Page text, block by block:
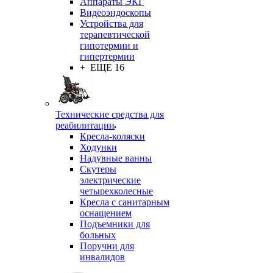
Видеоэндоскопы
Устройства для
терапевтической
гипотермии и
гипертермии
+ ЕЩЕ 16
Технические средства для
реабилитации
Кресла-коляски
Ходунки
Надувные ванны
Скутеры
электрические
четырехколесные
Кресла с санитарным
оснащением
Подъемники для
больных
Поручни для
инвалидов